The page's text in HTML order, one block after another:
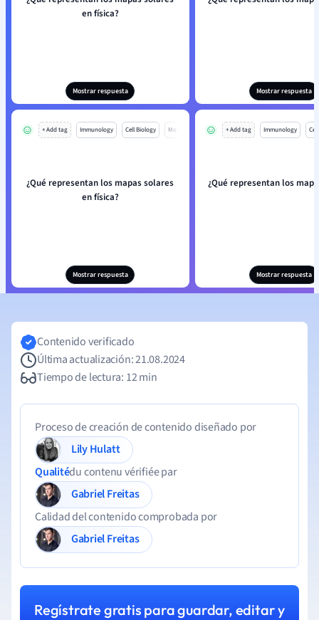
en física?
Mostrar respuesta Mostrar respuesta
+ Add tag Immunology Cell Biology Mo
¿Qué representan los mapas solares
en física?
Mostrar respuesta
+ Add tag Immunology
¿Qué representan los
Mostrar respuesta
Contenido verificado
Última actualización: 21.08.2024
Tiempo de lectura: 12 min
Proceso de creación de contenido diseñado por
Lily Hulatt
Qualitédu contenu vérifiée par
Gabriel Freitas
Calidad del contenido comprobada por
Gabriel Freitas
Regístrate gratis para guardar, editar y